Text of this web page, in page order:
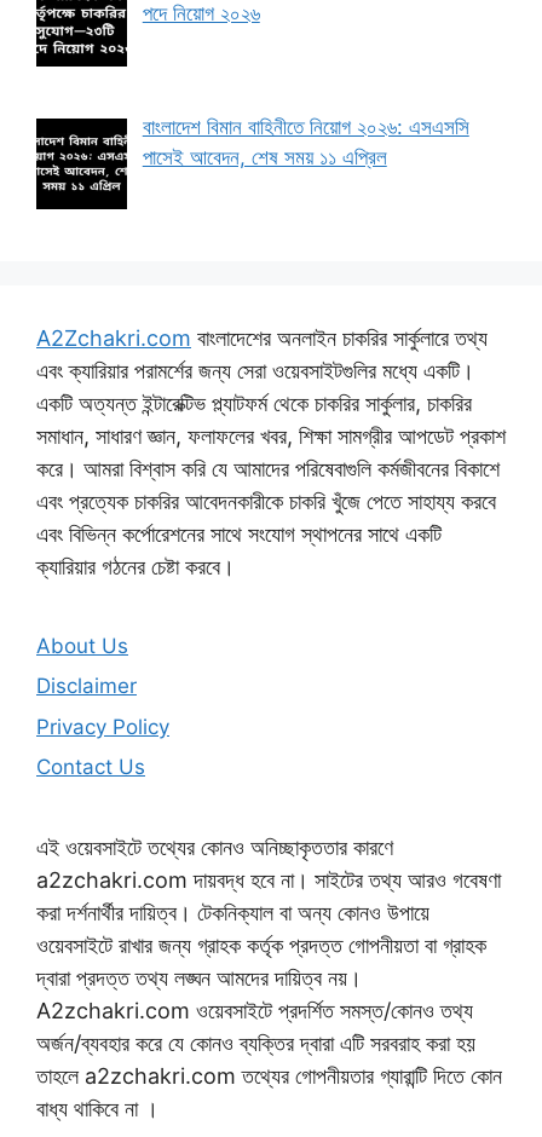
পদে নিয়োগ ২০২৬
বাংলাদেশ বিমান বাহিনীতে নিয়োগ ২০২৬: এসএসসি
পাসেই আবেদন, শেষ সময় ১১ এপ্রিল
A2Zchakri.com বাংলাদেশের অনলাইন চাকরির সার্কুলারে তথ্য
এবং ক্যারিয়ার পরামর্শের জন্য সেরা ওয়েবসাইটগুলির মধ্যে একটি।
একটি অত্যন্ত ইন্টারেক্টিভ প্ল্যাটফর্ম থেকে চাকরির সার্কুলার, চাকরির
সমাধান, সাধারণ জ্ঞান, ফলাফলের খবর, শিক্ষা সামগ্রীর আপডেট প্রকাশ
করে। আমরা বিশ্বাস করি যে আমাদের পরিষেবাগুলি কর্মজীবনের বিকাশে
এবং প্রত্যেক চাকরির আবেদনকারীকে চাকরি খুঁজে পেতে সাহায্য করবে
এবং বিভিন্ন কর্পোরেশনের সাথে সংযোগ স্থাপনের সাথে একটি
ক্যারিয়ার গঠনের চেষ্টা করবে।
About Us
Disclaimer
Privacy Policy
Contact Us
এই ওয়েবসাইটে তথ্যের কোনও অনিচ্ছাকৃততার কারণে
a2zchakri.com দায়বদ্ধ হবে না। সাইটের তথ্য আরও গবেষণা
করা দর্শনার্থীর দায়িত্ব। টেকনিক্যাল বা অন্য কোনও উপায়ে
ওয়েবসাইটে রাখার জন্য গ্রাহক কর্তৃক প্রদত্ত গোপনীয়তা বা গ্রাহক
দ্বারা প্রদত্ত তথ্য লঙ্ঘন আমদের দায়িত্ব নয়।
A2zchakri.com ওয়েবসাইটে প্রদর্শিত সমস্ত/কোনও তথ্য
অর্জন/ব্যবহার করে যে কোনও ব্যক্তির দ্বারা এটি সরবরাহ করা হয়
তাহলে a2zchakri.com তথ্যের গোপনীয়তার গ্যারান্টি দিতে কোন
বাধ্য থাকিবে না ।